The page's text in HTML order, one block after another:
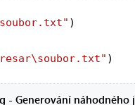
)
)
- Generování náhodného